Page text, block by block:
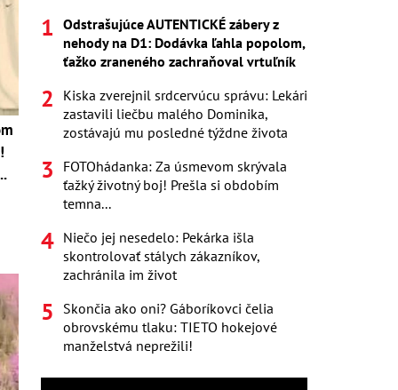
Odstrašujúce AUTENTICKÉ zábery z
nehody na D1: Dodávka ľahla popolom,
ťažko zraneného zachraňoval vrtuľník
Kiska zverejnil srdcervúcu správu: Lekári
zastavili liečbu malého Dominika,
zostávajú mu posledné týždne života
FOTOhádanka: Za úsmevom skrývala
ťažký životný boj! Prešla si obdobím
temna...
Niečo jej nesedelo: Pekárka išla
skontrolovať stálych zákazníkov,
zachránila im život
Skončia ako oni? Gáboríkovci čelia
obrovskému tlaku: TIETO hokejové
manželstvá neprežili!